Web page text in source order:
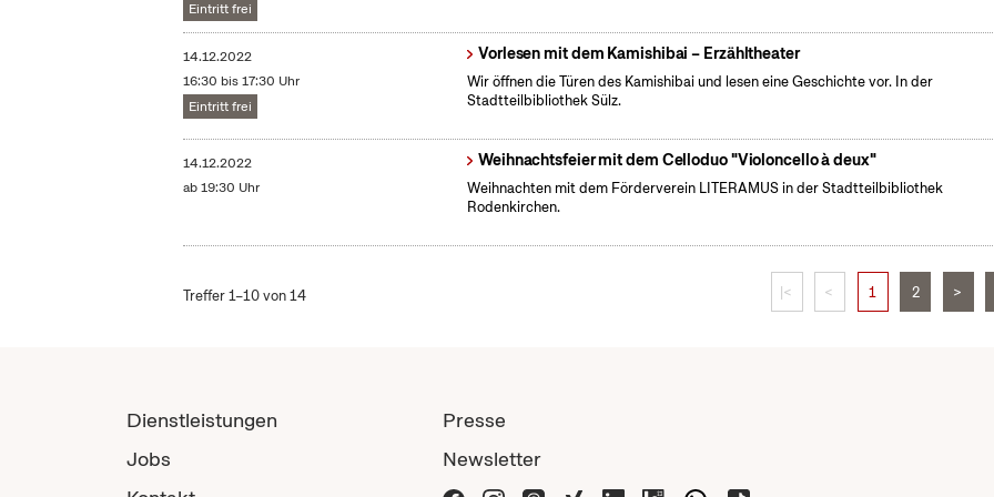
Eintritt frei
14.12.2022
16:30 bis 17:30 Uhr
Eintritt frei
Vorlesen mit dem Kamishibai – Erzähltheater
Wir öffnen die Türen des Kamishibai und lesen eine Geschichte vor. In der
Stadtteilbibliothek Sülz.
14.12.2022
ab 19:30 Uhr
Weihnachtsfeier mit dem Celloduo "Violoncello à deux"
Weihnachten mit dem Förderverein LITERAMUS in der Stadtteilbibliothek
Rodenkirchen.
Treffer 1–10 von 14 |< < 1 2 >
Dienstleistungen
Jobs
Presse
Newsletter